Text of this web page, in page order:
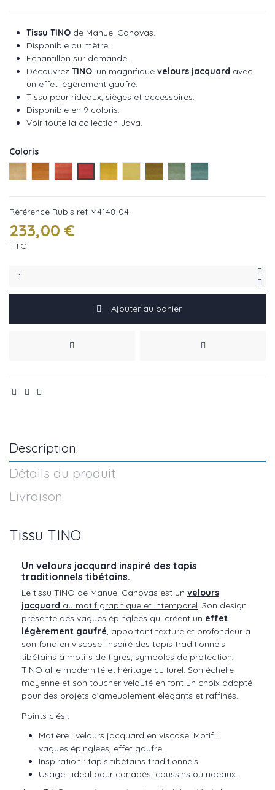
Tissu TINO de Manuel Canovas.
Disponible au mètre.
Echantillon sur demande.
Découvrez TINO, un magnifique velours jacquard avec
un effet légèrement gaufré.
Tissu pour rideaux, sièges et accessoires.
Disponible en 9 coloris.
Voir toute la collection Java.
Coloris
Blond ref M4148-01
Prairie ref M4148-06
Olive ref M4148-07
Paon ref M4148-08
Ciel ref M4148-09
Référence Rubis ref M4148-04
233,00 €
TTC
Ajouter au panier
Description
Détails du produit
Livraison
Tissu TINO
Un velours jacquard inspiré des tapis
traditionnels tibétains.
Le tissu TINO de Manuel Canovas est un velours
jacquard au motif graphique et intemporel. Son design
présente des vagues épinglées qui créent un effet
légèrement gaufré, apportant texture et profondeur à
son fond en viscose. Inspiré des tapis traditionnels
tibétains à motifs de tigres, symboles de protection,
TINO allie modernité et héritage culturel. Son échelle
moyenne et son toucher velouté en font un choix adapté
pour des projets d’ameublement élégants et raffinés.
Points clés :
Matière : velours jacquard en viscose. Motif :
vagues épinglées, effet gaufré.
Inspiration : tapis tibétains traditionnels.
Usage : idéal pour canapés, coussins ou rideaux.